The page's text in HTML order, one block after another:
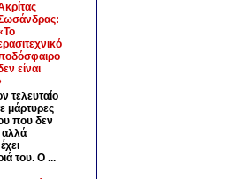
είναι
τελευταίο
μάρτυρες
που δεν
αλλά
του. Ο ...